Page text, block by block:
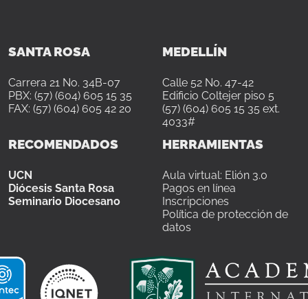
SANTA ROSA
Carrera 21 No. 34B-07
PBX: (57) (604) 605 15 35
FAX: (57) (604) 605 42 20
MEDELLÍN
Calle 52 No. 47-42
Edificio Coltejer piso 5
(57) (604) 605 15 35 ext.
4033#
RECOMENDADOS
UCN
Diócesis Santa Rosa
Seminario Diocesano
HERRAMIENTAS
Aula virtual: Elión 3.0
Pagos en línea
Inscripciones
Política de protección de
datos